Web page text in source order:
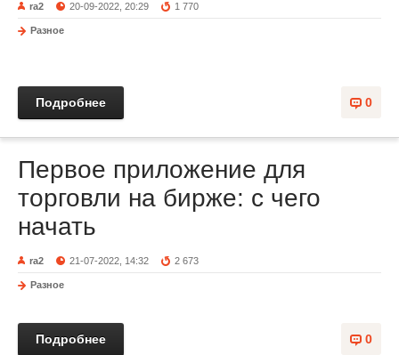
ra2 20-09-2022, 20:29 1 770
Разное
0
Подробнее
Первое приложение для
торговли на бирже: с чего
начать
ra2 21-07-2022, 14:32 2 673
Разное
0
Подробнее